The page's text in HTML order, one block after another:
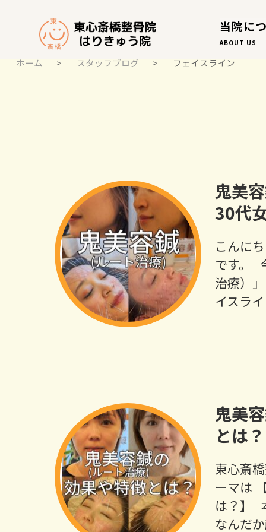
当院に
ABOUT US
ホーム > スタッフブログ > フェイスライン
鬼美
30代
こんに
です。
治療）
イスラ
鬼美
とは？
東心斎
ーマは
は？】
なんだ